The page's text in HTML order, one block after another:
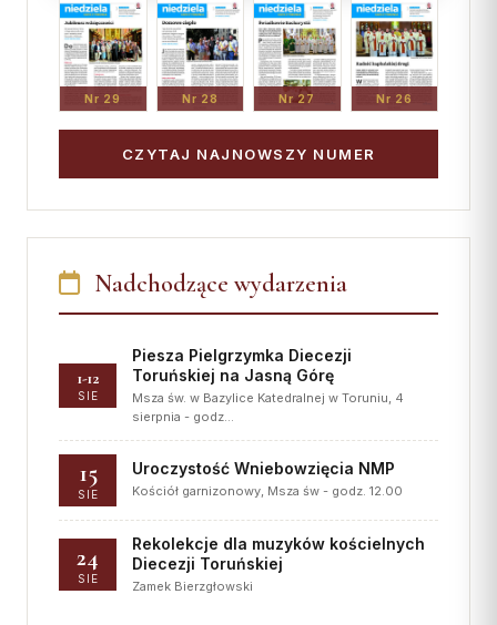
Nr 29 Nr 28 Nr 27 Nr 26
CZYTAJ NAJNOWSZY NUMER
Nadchodzące wydarzenia
1-12
SIE
Piesza Pielgrzymka Diecezji
Toruńskiej na Jasną Górę
Msza św. w Bazylice Katedralnej w Toruniu, 4
sierpnia - godz…
15
SIE
Uroczystość Wniebowzięcia NMP
Kościół garnizonowy, Msza św - godz. 12.00
24
SIE
Rekolekcje dla muzyków kościelnych
Diecezji Toruńskiej
Zamek Bierzgłowski